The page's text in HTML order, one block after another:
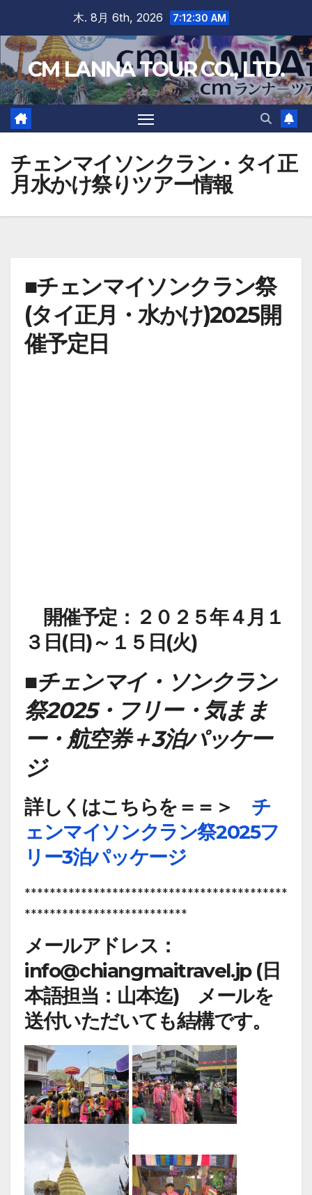
content
木. 8月 6th, 2026 7:12:30 AM
CM LANNA TOUR CO., LTD.
チェンマイソンクラン・タイ正
月水かけ祭りツアー情報
■チェンマイソンクラン祭
(タイ正月・水かけ)2025開
催予定日
開催予定：２０２５年４月１
３日(日)～１５日(火)
■チェンマイ・ソンクラン
祭2025・フリー・気まま
ー・航空券＋3泊パッケー
ジ
詳しくはこちらを＝＝＞ チ
ェンマイソンクラン祭2025フ
リー3泊パッケージ
******************************************
**************************
メールアドレス：
info@chiangmaitravel.jp (日
本語担当：山本迄) メールを
送付いただいても結構です。